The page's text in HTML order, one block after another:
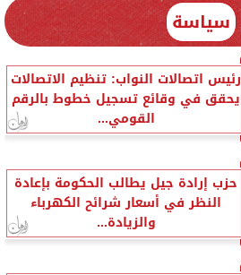
سياسة
رئيس اتصالات النواب: تنظيم الاتصالات
يحقق في وقائع تسجيل خطوط بالرقم
القومي...
حزب إرادة جيل يطالب الحكومة بإعادة
النظر في أسعار شرائح الكهرباء
والزيادة...